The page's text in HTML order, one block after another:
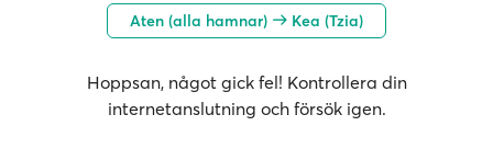
Aten (alla hamnar) Kea (Tzia)
Hoppsan, något gick fel! Kontrollera din
internetanslutning och försök igen.